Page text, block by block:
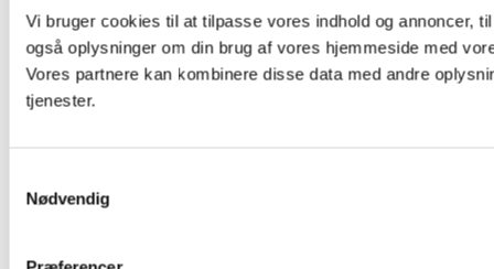
Vi bruger cookies til at tilpasse vores indhold og annoncer,
også oplysninger om din brug af vores hjemmeside med
Vores partnere kan kombinere disse data med andre
tjenester.
Nødvendig